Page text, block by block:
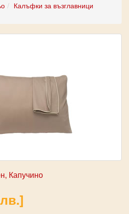
Калъфки за възглавници
Капучино